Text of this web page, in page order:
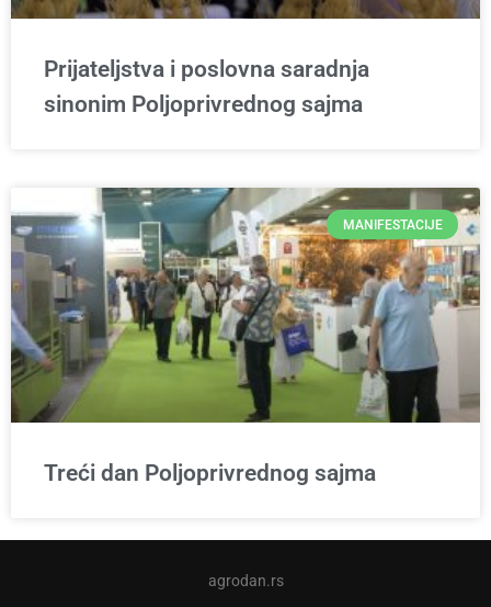
Prijateljstva i poslovna saradnja
sinonim Poljoprivrednog sajma
MANIFESTACIJE
Treći dan Poljoprivrednog sajma
agrodan.rs